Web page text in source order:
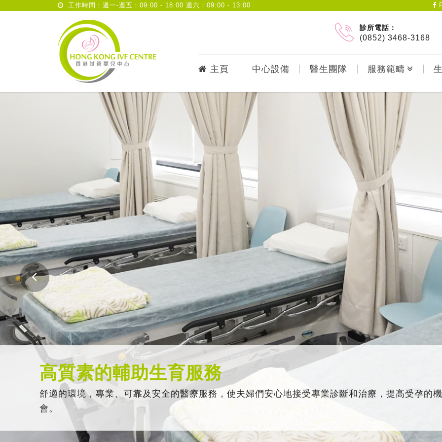
工作時間：週一-週五：09:00 - 18:00 週六：09:00 - 13:00
診所電話：
(0852) 3468-3168
主頁 中心設備 醫生團隊 服務範疇
高質素的輔助生育服務
舒適的環境，專業、可靠及安全的醫療服務，使夫婦們安心地接受專業診斷和治療，提高受孕的機
會。